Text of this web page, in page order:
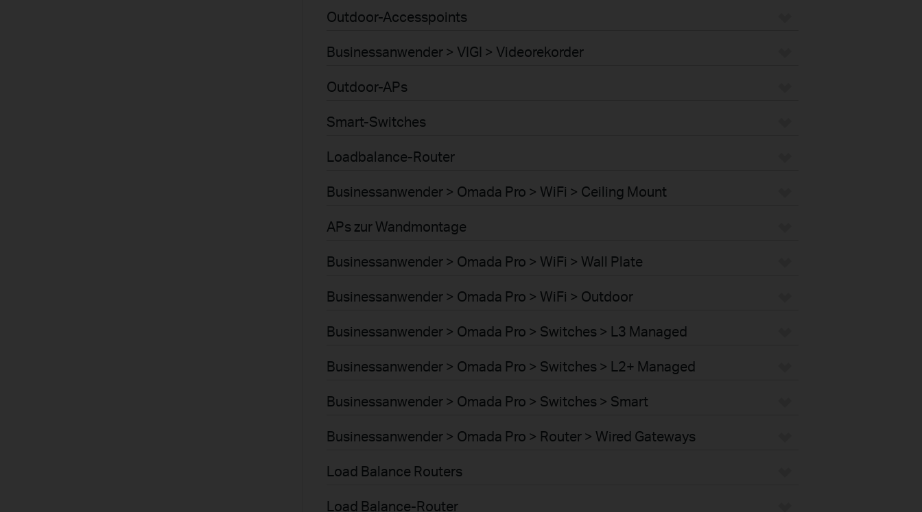
Outdoor-Accesspoints
Businessanwender > VIGI > Videorekorder
Outdoor-APs
Smart-Switches
Loadbalance-Router
Businessanwender > Omada Pro > WiFi > Ceiling Mount
APs zur Wandmontage
Businessanwender > Omada Pro > WiFi > Wall Plate
Businessanwender > Omada Pro > WiFi > Outdoor
Businessanwender > Omada Pro > Switches > L3 Managed
Businessanwender > Omada Pro > Switches > L2+ Managed
Businessanwender > Omada Pro > Switches > Smart
Businessanwender > Omada Pro > Router > Wired Gateways
Load Balance Routers
Load Balance-Router